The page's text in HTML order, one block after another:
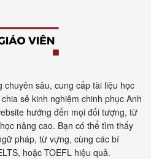
chuyên sâu, cung cấp tài liệu học
sẻ kinh nghiệm chinh phục Anh
hướng đến mọi đối tượng, từ
nâng cao. Bạn có thể tìm thấy
pháp, từ vựng, cùng các bí
hoặc TOEFL hiệu quả.